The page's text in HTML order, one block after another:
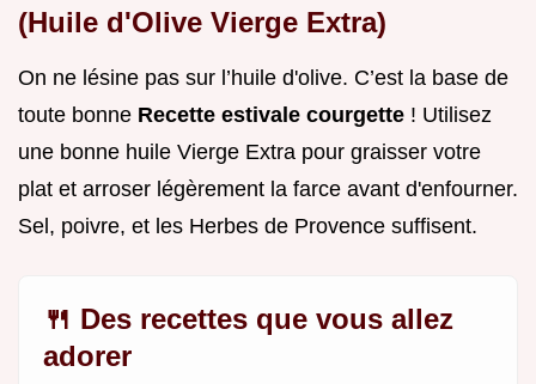
(Huile d'Olive Vierge Extra)
On ne lésine pas sur l’huile d'olive. C’est la base de
toute bonne Recette estivale courgette ! Utilisez
une bonne huile Vierge Extra pour graisser votre
plat et arroser légèrement la farce avant d'enfourner.
Sel, poivre, et les Herbes de Provence suffisent.
🍴 Des recettes que vous allez
adorer